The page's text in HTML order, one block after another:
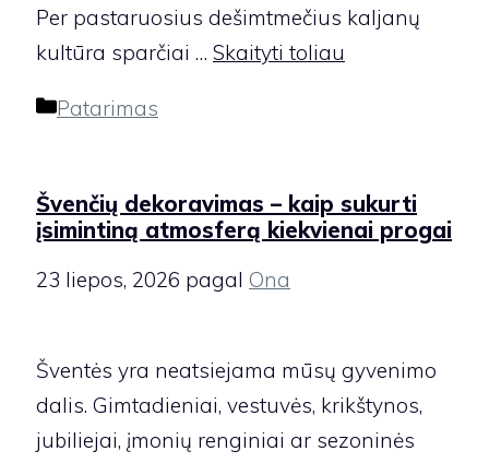
Per pastaruosius dešimtmečius kaljanų
kultūra sparčiai … Skaityti toliau
Kategorijos
Patarimas
Švenčių dekoravimas – kaip sukurti
įsimintiną atmosferą kiekvienai progai
23 liepos, 2026 pagal Ona
Šventės yra neatsiejama mūsų gyvenimo
dalis. Gimtadieniai, vestuvės, krikštynos,
jubiliejai, įmonių renginiai ar sezoninės